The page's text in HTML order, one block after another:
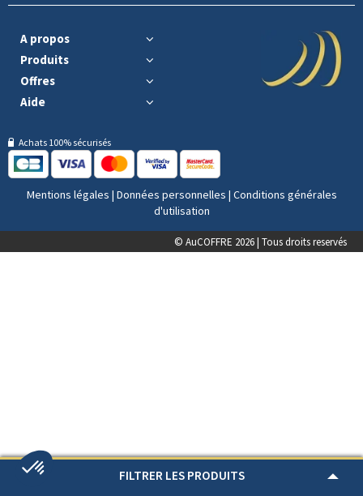
FILTRER LES PRODUITS
A propos
Produits
Offres
Aide
Achats 100% sécurisés
Mentions légales | Données personnelles | Conditions générales
d'utilisation
© AuCOFFRE 2026 | Tous droits reservés